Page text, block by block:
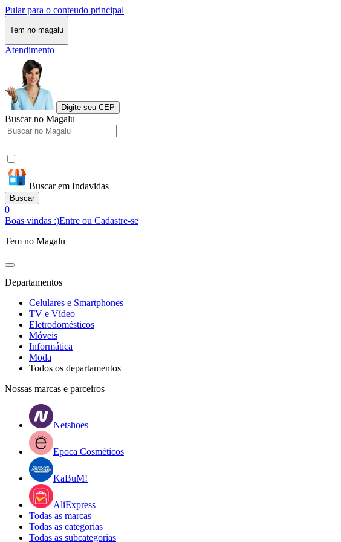
Pular para o conteudo principal
Tem no magalu
Atendimento
Digite seu CEP
Buscar no Magalu
Buscar em Indavidas
Buscar
0
Boas vindas :)Entre ou Cadastre-se
Tem no Magalu
Departamentos
Celulares e Smartphones
TV e Vídeo
Eletrodomésticos
Móveis
Informática
Moda
Todos os departamentos
Nossas marcas e parceiros
Netshoes
Epoca Cosméticos
KaBuM!
AliExpress
Todas as marcas
Todas as categorias
Todas as subcategorias